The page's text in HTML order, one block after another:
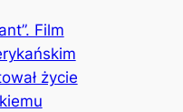
Film
życie